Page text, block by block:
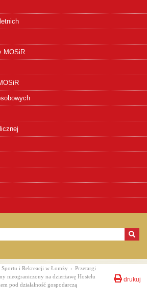
MOSiR
drukuj
i Rekreacji w Łomży › Przetargi
nieograniczony na dzierżawę Hostelu
pod działalność gospodarczą